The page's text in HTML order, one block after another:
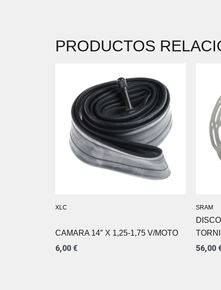
PRODUCTOS
XLC
CAMARA 14″ X 1,25-1,75 V/MOTO
6,00 €
SRAM
56,00